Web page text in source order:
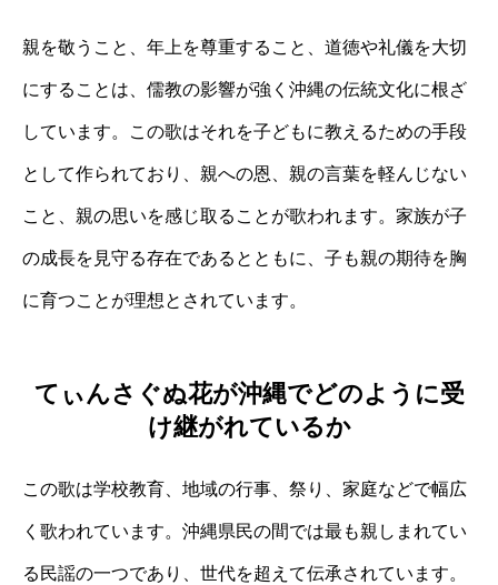
親を敬うこと、年上を尊重すること、道徳や礼儀を大切
にすることは、儒教の影響が強く沖縄の伝統文化に根ざ
しています。この歌はそれを子どもに教えるための手段
として作られており、親への恩、親の言葉を軽んじない
こと、親の思いを感じ取ることが歌われます。家族が子
の成長を見守る存在であるとともに、子も親の期待を胸
に育つことが理想とされています。
てぃんさぐぬ花が沖縄でどのように受
け継がれているか
この歌は学校教育、地域の行事、祭り、家庭などで幅広
く歌われています。沖縄県民の間では最も親しまれてい
る民謡の一つであり、世代を超えて伝承されています。